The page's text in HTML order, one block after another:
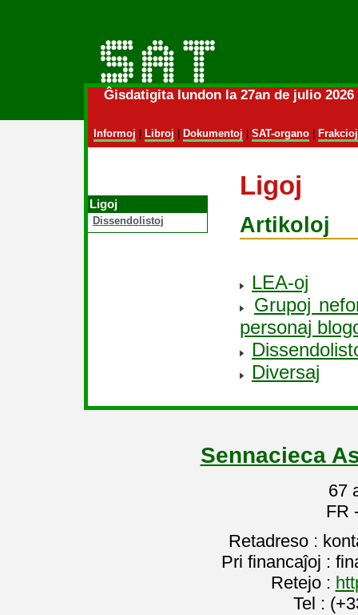
Ĝisdatigita lundon la 27an de julio
Informoj Libroj Dokumentoj SAT-organo| Frakcioj
Ligoj
Dissendolistoj
Ligoj
Artikoloj
LEA-oj
Grupoj
personaj
Diversaj
Sennacieca
67
FR
Retadreso :
Pri financaĵoj :
Retejo :
Tel :